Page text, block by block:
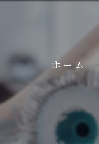
ホーム